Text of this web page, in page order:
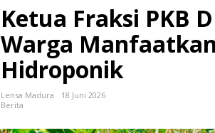
t
u
a
F
r
a
k
P
Ketua Fraksi PKB
Warga
Hidroponik
Lensa Madura
18 Juni 2026
Berita